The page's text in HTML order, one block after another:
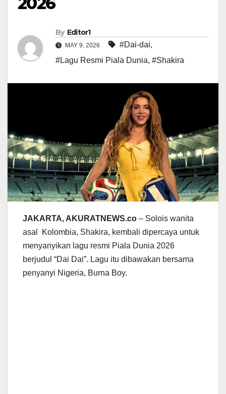
By Editor1
MAY 9, 2026 #Dai-dai,
#Lagu Resmi Piala Dunia, #Shakira
JAKARTA, AKURATNEWS.co – Solois wanita
asal Kolombia, Shakira, kembali dipercaya untuk
menyanyikan lagu resmi Piala Dunia 2026
berjudul “Dai Dai”. Lagu itu dibawakan bersama
penyanyi Nigeria, Burna Boy.